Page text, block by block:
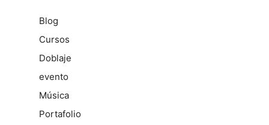
Blog
Cursos
Doblaje
evento
Música
Portafolio